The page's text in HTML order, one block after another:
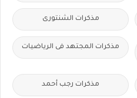
مذكرات الشنتورى
مذكرات المجتهد فى الرياضيات
مذكرات رجب أحمد